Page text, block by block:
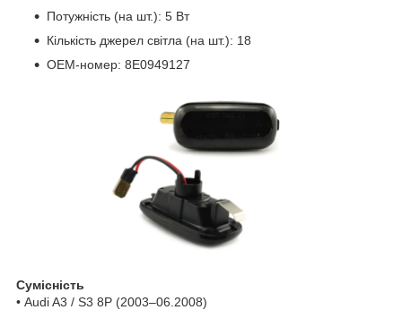
Потужність (на шт.): 5 Вт
Кількість джерел світла (на шт.): 18
OEM-номер: 8E0949127
Сумісність
• Audi A3 / S3 8P (2003–06.2008)